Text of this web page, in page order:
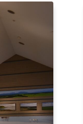
アクセス
キュンちゃんオン
旅のテーマで探す